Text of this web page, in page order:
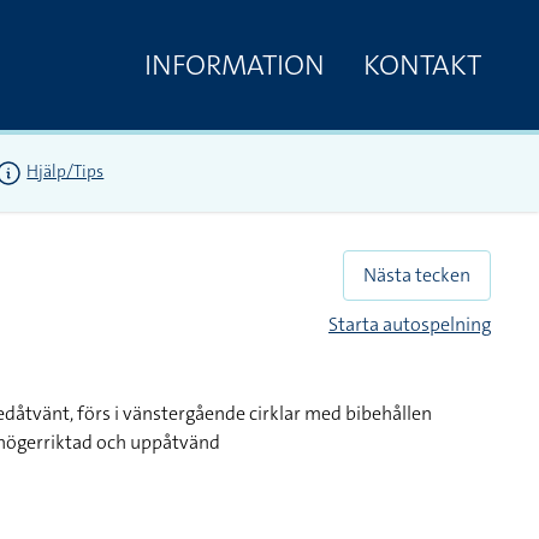
INFORMATION KONTAKT
Hjälp/Tips
Nästa tecken
Starta autospelning
förs i vänstergående cirklar med bibehållen
och uppåtvänd